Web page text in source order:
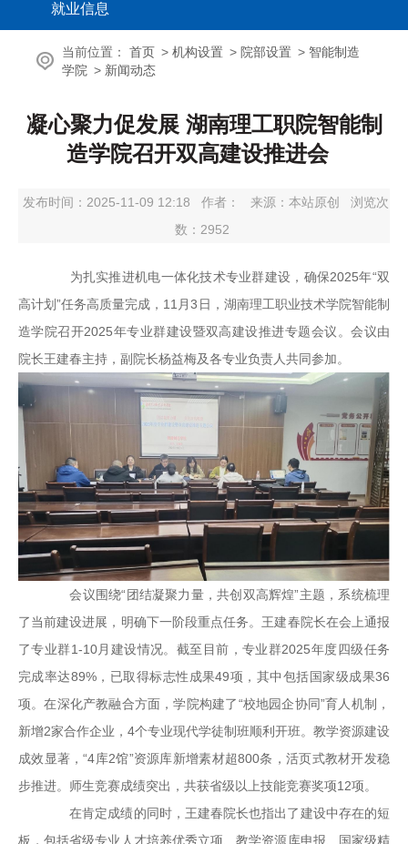
就业信息
当前位置： 首页 > 机构设置 > 院部设置 > 智能制造
学院 > 新闻动态
凝心聚力促发展 湖南理工职院智能制
造学院召开双高建设推进会
发布时间：2025-11-09 12:18 作者： 来源：本站原创
浏览次
数： 2952
为扎实推进机电一体化技术专业群建设，确保2025年“双
高计划”任务高质量完成，11月3日，湖南理工职业技术学院智能制
造学院召开2025年专业群建设暨双高建设推进专题会议。会议由
院长王建春主持，副院长杨益梅及各专业负责人共同参加。
会议围绕“团结凝聚力量，共创双高辉煌”主题，系统梳理
了当前建设进展，明确下一阶段重点任务。王建春院长在会上通报
了专业群1-10月建设情况。截至目前，专业群2025年度四级任务
完成率达89%，已取得标志性成果49项，其中包括国家级成果36
项。在深化产教融合方面，学院构建了“校地园企协同”育人机制，
新增2家合作企业，4个专业现代学徒制班顺利开班。教学资源建设
成效显著，“4库2馆”资源库新增素材超800条，活页式教材开发稳
步推进。师生竞赛成绩突出，共获省级以上技能竞赛奖项12项。
在肯定成绩的同时，王建春院长也指出了建设中存在的短
板，包括省级专业人才培养优秀立项、教学资源库申报、国家级精